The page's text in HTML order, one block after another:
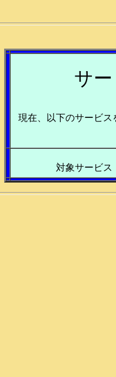
サ
現在、以下のサービ
対象サービ